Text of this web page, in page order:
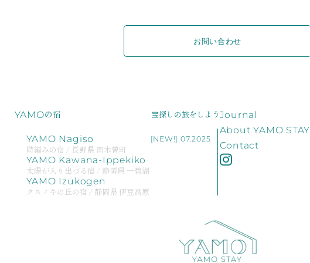
お問い合わせ
YAMOの宿 宝探しの旅をしよう
YAMO Nagiso
時編みの宿 / 長野県 南木曽町
[NEW!] 07.2025
YAMO Kawana-Ippekiko
太陽が入り出づる宿 / 静岡県 一碧湖
YAMO Izukogen
クスノキの丘の宿 / 静岡県 伊豆高原
Journal
About YAMO STAY
Contact